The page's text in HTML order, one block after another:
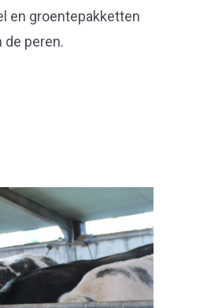
en groentepakketten
peren.